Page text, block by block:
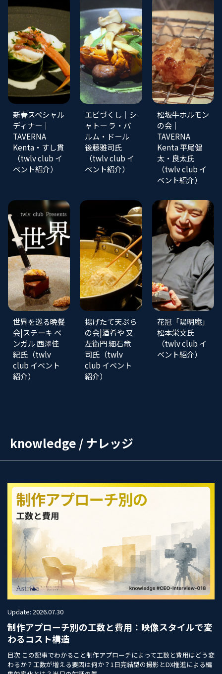
新春スペシャル
ディナー｜
TAVERNA
Kenta・すし貫
（twlv club イ
ベント紹介）
エビづくし｜シ
ャトー ラ・パ
ルム・ドール
後藤雅司氏
（twlv club イ
ベント紹介）
松坂牛ホルモン
の会｜
TAVERNA
Kenta 平尾健
太・良太氏
（twlv club イ
ベント紹介）
世界を巡る晩餐
会|ステーキ ベ
ンガル 西澤佳
紀氏（twlv
club イベント
紹介）
揚げたて天ぷら
の会|酒肴や 又
左衛門 細石竜
司氏（twlv
club イベント
紹介）
花冠「陽明庵」
松本栄文氏
（twlv club イ
ベント紹介）
knowledge / ナレッジ
Update: 2026.07.30
制作アプローチ別の工数と費用：映像スタイルで変
わるコスト構造
目次 この記事でわかること制作アプローチによって工数と費用はどう変
わるか？工数が増える要因は何か？1日完結型の撮影とDX推進による編